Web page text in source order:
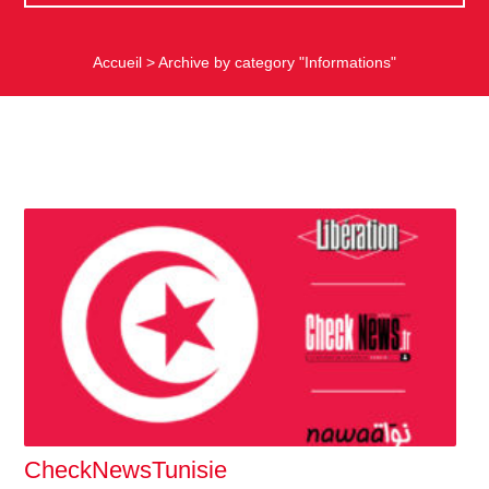
Accueil>Archive by category "Informations"
CheckNewsTunisie